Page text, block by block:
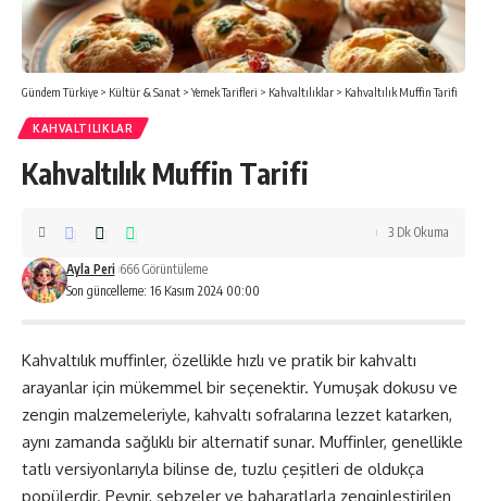
Gündem Türkiye > Kültür & Sanat >Yemek Tarifleri > Kahvaltılıklar > Kahvaltılık Muffin Tarifi
KAHVALTILIKLAR
Kahvaltılık Muffin Tarifi
Son güncelleme: 16 Kasım 2024 00:00
Ayla Peri 666 Görüntüleme
3 Dk Okuma
Kahvaltılık muffinler, özellikle hızlı ve pratik bir kahvaltı
arayanlar için mükemmel bir seçenektir. Yumuşak dokusu ve
zengin malzemeleriyle, kahvaltı sofralarına lezzet katarken,
aynı zamanda sağlıklı bir alternatif sunar. Muffinler, genellikle
tatlı versiyonlarıyla bilinse de, tuzlu çeşitleri de oldukça
popülerdir. Peynir, sebzeler ve baharatlarla zenginleştirilen